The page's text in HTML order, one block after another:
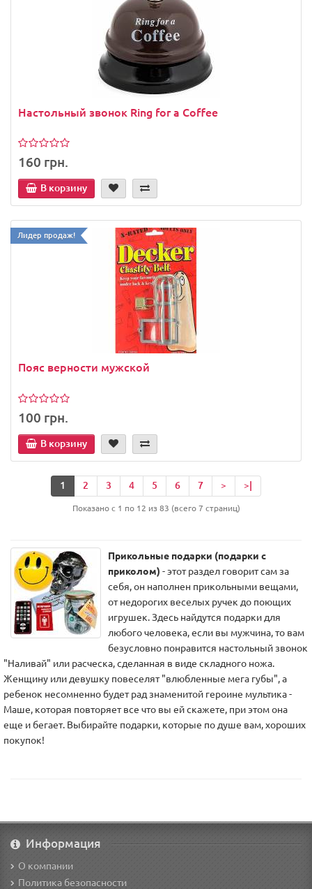
Настольный звонок Ring for a Coffee
160 грн.
В корзину
Лидер продаж!
Пояс верности мужской
100 грн.
В корзину
1 2 3 4 5 6 7 > >|
Показано с 1 по 12 из 83 (всего 7 страниц)
Прикольные подарки (подарки с
приколом) - этот раздел говорит сам за
себя, он наполнен прикольными вещами,
от недорогих веселых ручек до поющих
игрушек. Здесь найдутся подарки для
любого человека, если вы мужчина, то вам
безусловно понравится настольный звонок
"Наливай" или расческа, сделанная в виде складного ножа.
Женщину или девушку повеселят "влюбленные мега губы", а
ребенок несомненно будет рад знаменитой героине мультика -
Маше, которая повторяет все что вы ей скажете, при этом она
еще и бегает. Выбирайте подарки, которые по душе вам, хороших
покупок!
Информация
О компании
Политика безопасности